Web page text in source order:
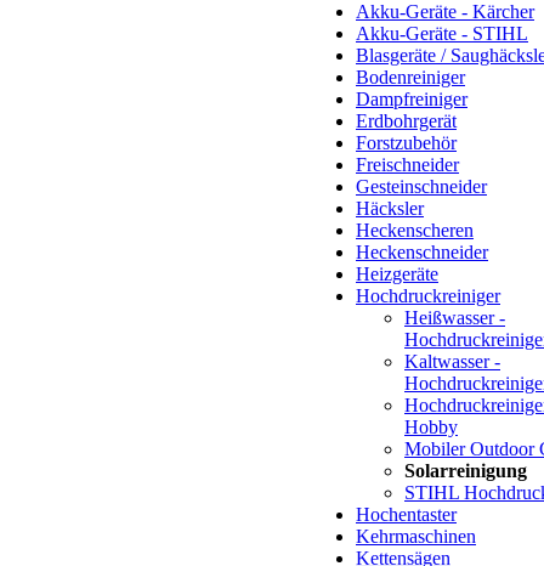
Akku-Geräte - Kärcher
Akku-Geräte - STIHL
Blasgeräte /
Bodenreiniger
Dampfreiniger
Erdbohrgerät
Forstzubehör
Freischneider
Gesteinschneider
Häcksler
Heckenscheren
Heckenschneider
Heizgeräte
Hochdruckreiniger
Heißwasser -
Kaltwasser -
Hobby
Mobiler Outdoor
Solarreinigung
STIHL
Hochentaster
Kehrmaschinen
Kettensägen